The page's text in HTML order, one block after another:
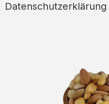
Datenschutzerklärung